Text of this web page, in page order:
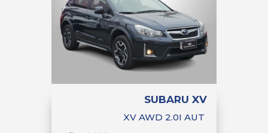
SUBARU XV
XV AWD 2.0I AUT